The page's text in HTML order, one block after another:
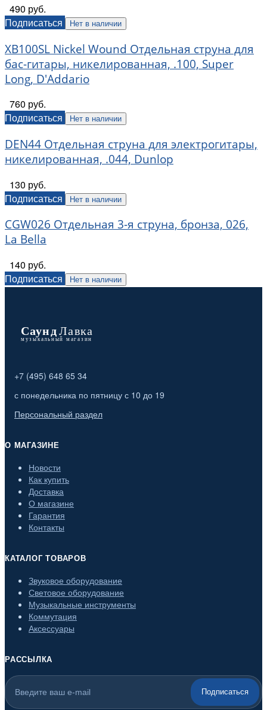
490 руб.
Подписаться
Нет в наличии
XB100SL Nickel Wound Отдельная струна для
бас-гитары, никелированная, .100, Super
Long, D'Addario
760 руб.
Подписаться
Нет в наличии
DEN44 Отдельная струна для электрогитары,
никелированная, .044, Dunlop
130 руб.
Подписаться
Нет в наличии
CGW026 Отдельная 3-я струна, бронза, 026,
La Bella
140 руб.
Подписаться
Нет в наличии
+7 (495) 648 65 34
с понедельника по пятницу с 10 до 19
Персональный раздел
О МАГАЗИНЕ
Новости
Как купить
Доставка
О магазине
Гарантия
Контакты
КАТАЛОГ ТОВАРОВ
Звуковое оборудование
Световое оборудование
Музыкальные инструменты
Коммутация
Аксессуары
РАССЫЛКА
Подписаться